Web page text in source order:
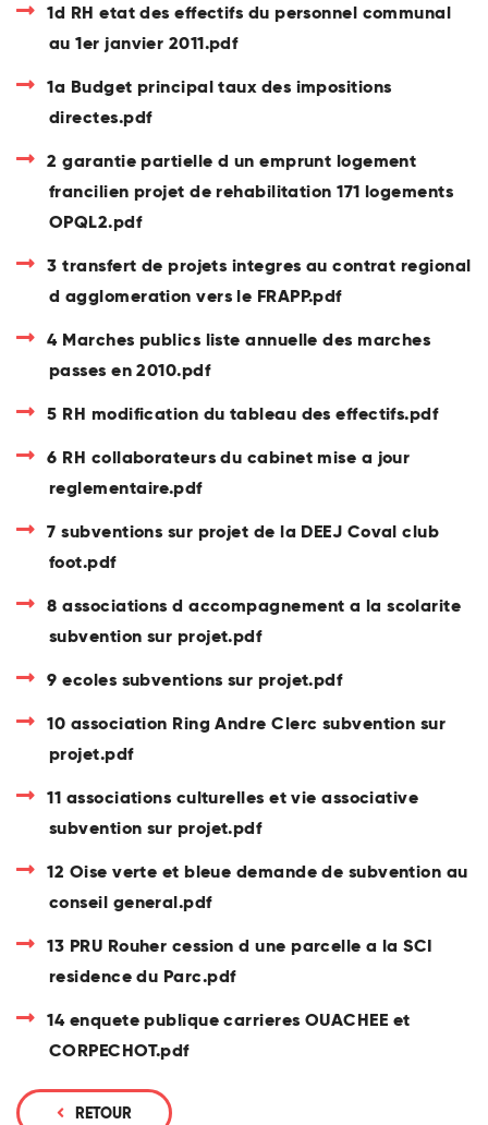
1d RH etat des effectifs du personnel communal
au 1er janvier 2011.pdf
1a Budget principal taux des impositions
directes.pdf
2 garantie partielle d un emprunt logement
francilien projet de rehabilitation 171 logements
OPQL2.pdf
3 transfert de projets integres au contrat regional
d agglomeration vers le FRAPP.pdf
4 Marches publics liste annuelle des marches
passes en 2010.pdf
5 RH modification du tableau des effectifs.pdf
6 RH collaborateurs du cabinet mise a jour
reglementaire.pdf
7 subventions sur projet de la DEEJ Coval club
foot.pdf
8 associations d accompagnement a la scolarite
subvention sur projet.pdf
9 ecoles subventions sur projet.pdf
10 association Ring Andre Clerc subvention sur
projet.pdf
11 associations culturelles et vie associative
subvention sur projet.pdf
12 Oise verte et bleue demande de subvention au
conseil general.pdf
13 PRU Rouher cession d une parcelle a la SCI
residence du Parc.pdf
14 enquete publique carrieres OUACHEE et
CORPECHOT.pdf
RETOUR